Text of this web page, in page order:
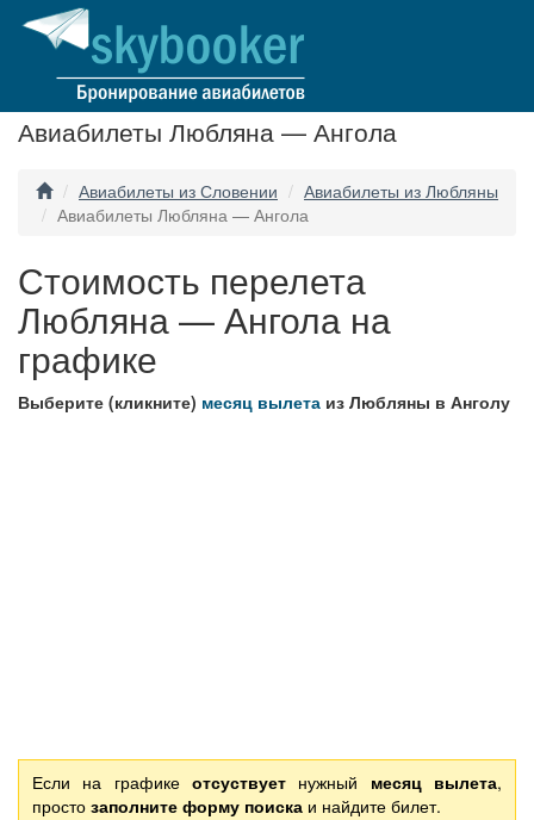
Авиабилеты Любляна — Ангола
Авиабилеты из Словении
Авиабилеты из Любляны
Авиабилеты Любляна — Ангола
Стоимость перелета
Любляна — Ангола на
графике
Выберите (кликните) месяц вылета из Любляны в Анголу
Если на графике отсуствует нужный месяц вылета,
простозаполните форму поиска и найдите билет.